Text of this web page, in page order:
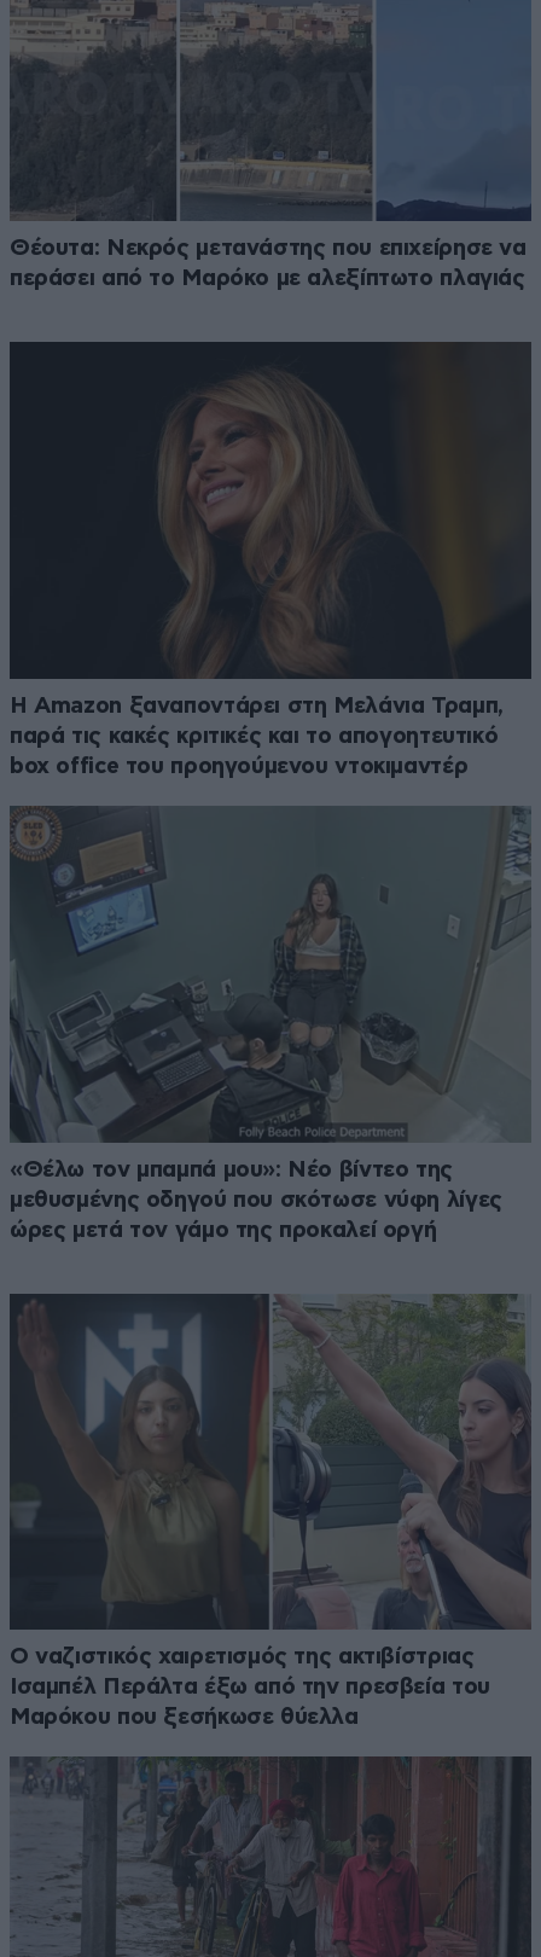
Θέουτα: Νεκρός μετανάστης που επιχείρησε να
περάσει από το Μαρόκο με αλεξίπτωτο πλαγιάς
Η Amazon ξαναποντάρει στη Μελάνια Τραμπ,
παρά τις κακές κριτικές και το απογοητευτικό
box office του προηγούμενου ντοκιμαντέρ
«Θέλω τον μπαμπά μου»: Νέο βίντεο της
μεθυσμένης οδηγού που σκότωσε νύφη λίγες
ώρες μετά τον γάμο της προκαλεί οργή
Ο ναζιστικός χαιρετισμός της ακτιβίστριας
Ισαμπέλ Περάλτα έξω από την πρεσβεία του
Μαρόκου που ξεσήκωσε θύελλα